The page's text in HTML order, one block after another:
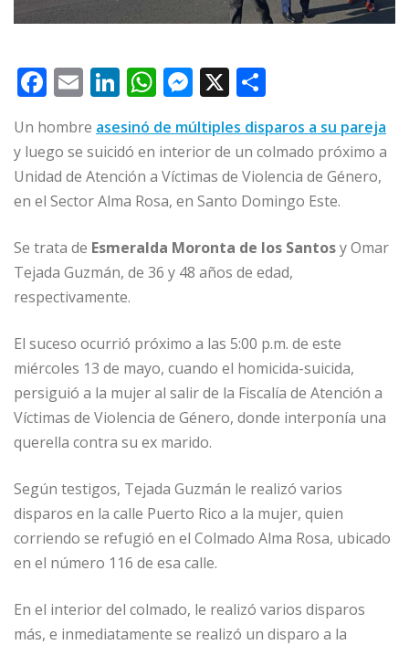
F
c
e
b
o
k
E
ai
l
Li
n
k
e
dI
W
h
at
s
A
p
M
e
ss
e
n
e
r
X
m
p
ar
r
Un hombre asesinó de múltiples disparos a su pareja
y luego se suicidó en interior de un colmado próximo a
Unidad de Atención a Víctimas de Violencia de Género,
en el Sector Alma Rosa, en Santo Domingo Este.
Se trata de Esmeralda Moronta de los Santosy Omar
Tejada Guzmán, de 36 y 48 años de edad,
respectivamente.
El suceso ocurrió próximo a las 5:00 p.m. de este
miércoles 13 de mayo, cuando el homicida-suicida,
persiguió a la mujer al salir de la Fiscalía de Atención a
Víctimas de Violencia de Género, donde interponía una
querella contra su ex marido.
Según testigos, Tejada Guzmán le realizó varios
disparos en la calle Puerto Rico a la mujer, quien
corriendo se refugió en el Colmado Alma Rosa, ubicado
en el número 116 de esa calle.
En el interior del colmado, le realizó varios disparos
más, e inmediatamente se realizó un disparo a la